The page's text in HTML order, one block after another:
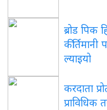
ब्रोड पिक
ल्याइयो
करदाता
प्राविधिक